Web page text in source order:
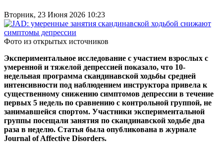
Вторник, 23 Июня 2026 10:23
Фото из открытых источников
Экспериментальное исследование с участием взрослых с
умеренной и тяжелой депрессией показало, что 10-
недельная программа скандинавской ходьбы средней
интенсивности под наблюдением инструктора привела к
существенному снижению симптомов депрессии в течение
первых 5 недель по сравнению с контрольной группой, не
занимавшейся спортом. Участники экспериментальной
группы посещали занятия по скандинавской ходьбе два
раза в неделю. Статья была опубликована в журнале
Journal of Affective Disorders.